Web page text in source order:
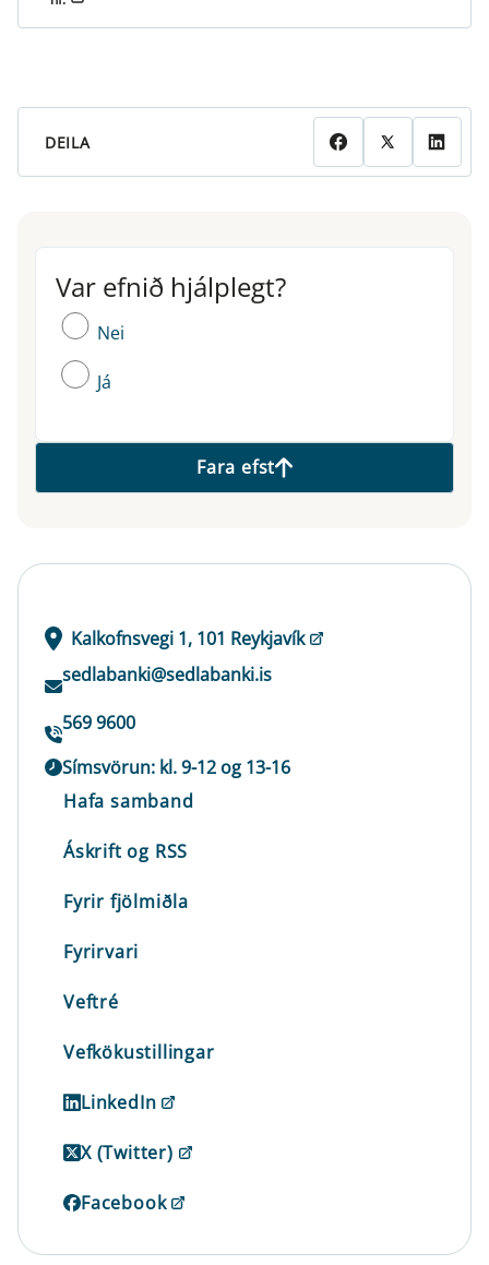
DEILA
Var efnið hjálplegt?
Var efnið hjálplegt?
Nei
Já
Fara efst
Kalkofnsvegi 1, 101 Reykjavík
sedlabanki@sedlabanki.is
569 9600
Símsvörun: kl. 9-12 og 13-16
Hafa samband
Áskrift og RSS
Fyrir fjölmiðla
Fyrirvari
Veftré
Vefkökustillingar
LinkedIn
X (Twitter)
Facebook